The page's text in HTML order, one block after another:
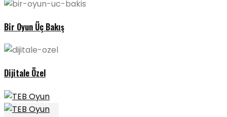
Bir Oyun Üç Bakış
Dijitale Özel